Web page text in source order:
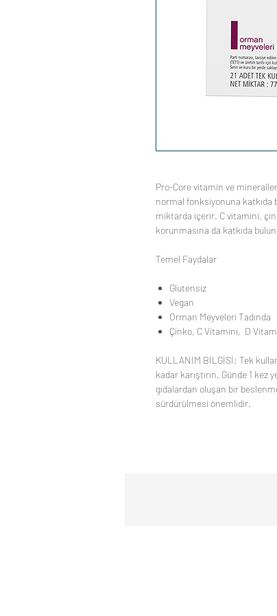
Pro-Core vitamin ve
normal fonksiyonuna katkıda
miktarda içerir. C vitamini,
korunmasına da katkıda
Temel Faydalar
Glutensiz
Vegan
Orman Meyveleri Tadında
Çinko, C Vitamini, D
KULLANIM BİLGİSİ: Tek
kadar karıştırın. Günde 1
gıdalardan oluşan bir
sürdürülmesi önemlidir.